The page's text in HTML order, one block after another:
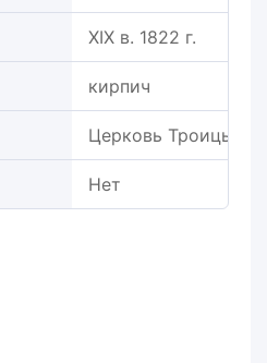
XIX в. 1822 г.
кирпич
Церковь Троицы.
Нет